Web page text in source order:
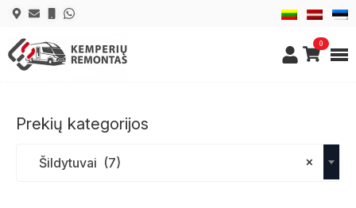
0
Prekių kategorijos
×
Šildytuvai (7)